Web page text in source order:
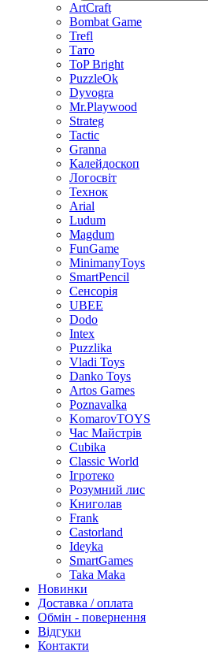
ArtCraft
Bombat Game
Trefl
Тато
ToP Bright
PuzzleOk
Dyvogra
Mr.Playwood
Strateg
Tactic
Granna
Калейдоскоп
Логосвіт
Технок
Arial
Ludum
Magdum
FunGame
MinimanyToys
SmartPencil
Сенсорія
UBEE
Dodo
Intex
Puzzlika
Vladi Toys
Danko Toys
Artos Games
Poznavalka
KomarovTOYS
Час Майстрів
Cubika
Classic World
Ігротеко
Розумний лис
Книголав
Frank
Castorland
Ideyka
SmartGames
Taka Maka
Новинки
Доставка / оплата
Обмін - повернення
Відгуки
Контакти